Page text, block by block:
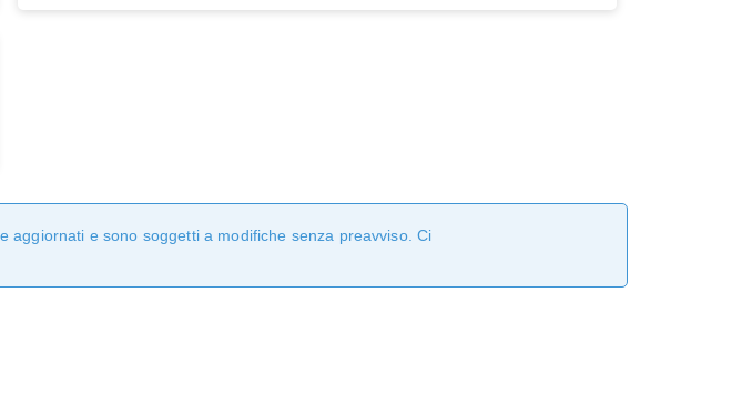
aggiornati e sono soggetti a modifiche senza preavviso. Ci